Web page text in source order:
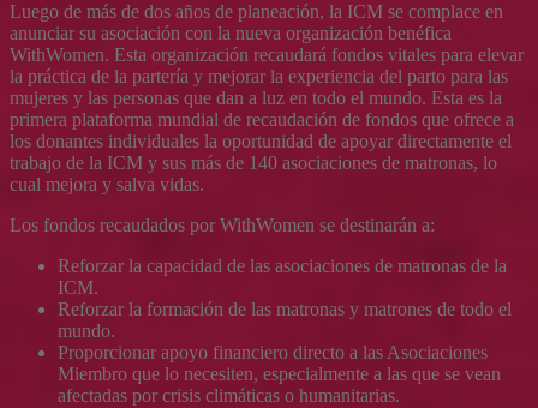
Luego de más de dos años de planeación, la ICM se complace en
anunciar su asociación con la nueva organización benéfica
WithWomen. Esta organización recaudará fondos vitales para elevar
la práctica de la partería y mejorar la experiencia del parto para las
mujeres y las personas que dan a luz en todo el mundo. Esta es la
primera plataforma mundial de recaudación de fondos que ofrece a
los donantes individuales la oportunidad de apoyar directamente el
trabajo de la ICM y sus más de 140 asociaciones de matronas, lo
cual mejora y salva vidas.
Los fondos recaudados por WithWomen se destinarán a:
Reforzar la capacidad de las asociaciones de matronas de la
ICM.
Reforzar la formación de las matronas y matrones de todo el
mundo.
Proporcionar apoyo financiero directo a las Asociaciones
Miembro que lo necesiten, especialmente a las que se vean
afectadas por crisis climáticas o humanitarias.